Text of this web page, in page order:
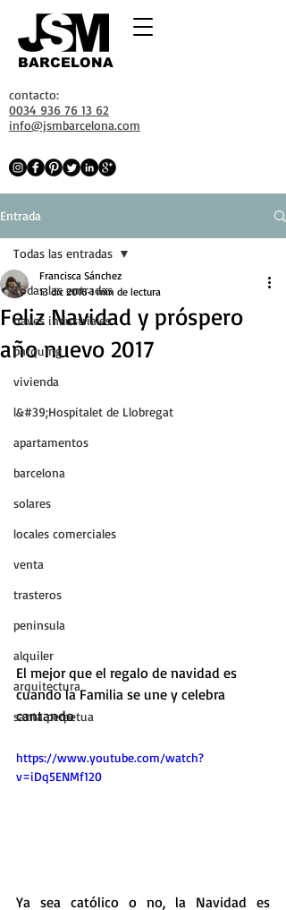
BARCELONA
contacto:
0034 936 76 13 62
info@jsmbarcelona.com
Entrada
Todas las entradas
naves industriales
parquing
vivienda
l&#39;Hospitalet de Llobregat
apartamentos
barcelona
solares
locales comerciales
venta
trasteros
peninsula
alquiler
arquitectura
santa perpetua
Todas las entradas
Feliz Navidad y próspero
año nuevo 2017
Francisca Sánchez
13 dic 2016 1 min de lectura
El mejor que el regalo de navidad es
cuando la Familia se une y celebra
cantando
https://www.youtube.com/watch?
v=iDq5ENMf120
Ya sea católico o no, la Navidad es